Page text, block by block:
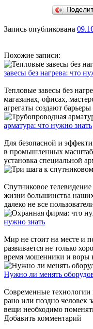
Запись опубликована
Похожие записи:
завесы без нагрева: что
Тепловые завесы без
магазинах, офисах,
агрегаты создают
арматура: что нужно знать
Для безопасной и
в промышленных
установка специальной
Спутниковое
жизни большинства
далеко не все
нужно знать
Мир не стоит на месте и
развивается не только
время мошенники и воры
Нужно ли менять
Современные технологии
рано или поздно человек
вещи необходимо
Добавить комментарий